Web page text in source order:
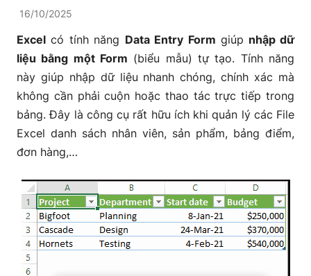
16/10/2025
Excel có tính năng Data Entry Form giúp nhập dữ
liệu bằng một Form (biểu mẫu) tự tạo. Tính năng
này giúp nhập dữ liệu nhanh chóng, chính xác mà
không cần phải cuộn hoặc thao tác trực tiếp trong
bảng. Đây là công cụ rất hữu ích khi quản lý các File
Excel danh sách nhân viên, sản phẩm, bảng điểm,
đơn hàng,…